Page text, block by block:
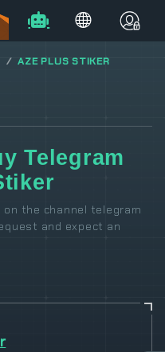
AZE PLUS STIKER
Telegram
the channel telegram
and expect an